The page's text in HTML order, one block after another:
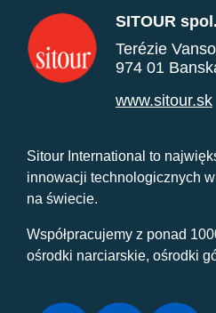
SITOUR
Terézie
974 01
www.sitour.sk
Sitour International to
innowacji technologicznych
na świecie.
Współpracujemy z ponad
ośrodki narciarskie, ośrodki